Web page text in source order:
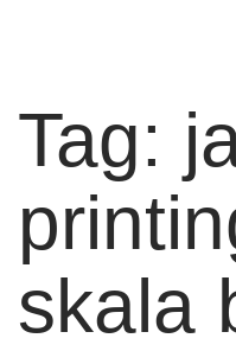
Tag:
skala